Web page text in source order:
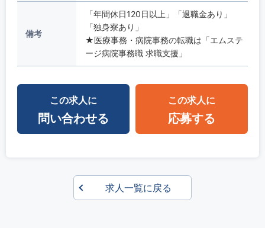
備考
「年間休日120日以上」「退職金あり」
「独身寮あり」
★医療事務・病院事務の転職は「エムステ
ージ病院事務職 求職支援」
この求人に
問い合わせる
この求人に
応募する
求人一覧に戻る